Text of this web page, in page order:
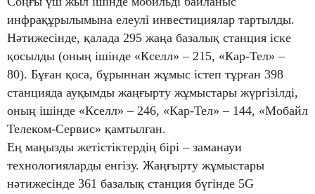
инфрақұрылымына елеулі инвестициялар тартылды.
Нәтижесінде, қалада 295 жаңа базалық станция іске
қосылды (оның ішінде «Кселл» – 215, «Кар-Тел» –
80). Бұған қоса, бұрыннан жұмыс істеп тұрған 398
станцияда ауқымды жаңғырту жұмыстары жүргізілді,
оның ішінде «Кселл» – 246, «Кар-Тел» – 144, «Мобайл
Телеком-Сервис» қамтылған.
Ең маңызды жетістіктердің бірі – заманауи
технологияларды енгізу. Жаңғырту жұмыстары
нәтижесінде 361 базалық станция бүгінде 5G